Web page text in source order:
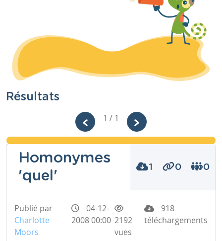
Résultats
1 / 1
Homonymes
'quel'
1 0 0
Publié par
Charlotte
Moors
04-12-
2008 00:00 2192
vues
918
téléchargements